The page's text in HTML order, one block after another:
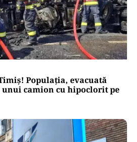
Populația, evacuată
camion cu hipoclorit pe